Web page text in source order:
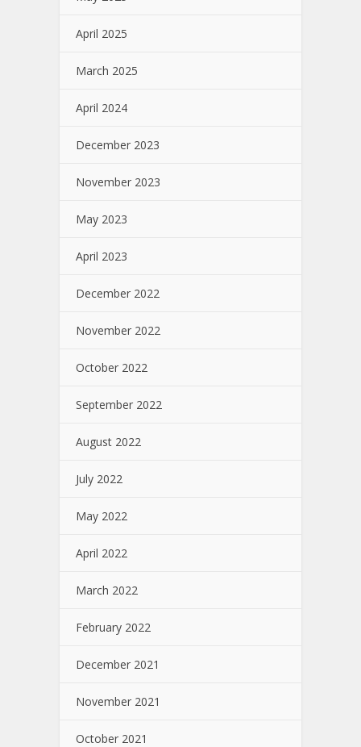
April 2025
March 2025
April 2024
December 2023
November 2023
May 2023
April 2023
December 2022
November 2022
October 2022
September 2022
August 2022
July 2022
May 2022
April 2022
March 2022
February 2022
December 2021
November 2021
October 2021